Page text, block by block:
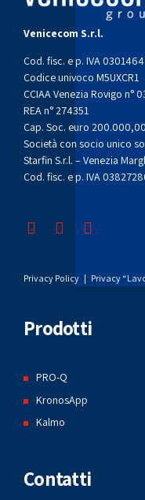
Venicecom S.r.l.
Cod. fisc. e p. IVA
Codice univoco M5UXCR1
CCIAA Venezia Rovigo n°
REA n° 274351
Cap. Soc. euro
Società con socio unico
Starfin S.r.l. – Venezia
Cod. fisc. e p. IVA
Privacy Policy | Privacy
Prodotti
PRO-Q
KronosApp
Kalmo
Contatti